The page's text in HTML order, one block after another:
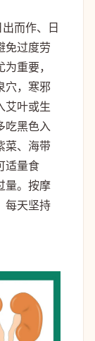
而作、日
免过度劳
重要，
穴，寒邪
艾叶或生
吃黑色入
菜、海带
适量食
量。按摩
每天坚持